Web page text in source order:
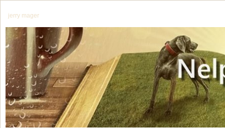
jerry mager